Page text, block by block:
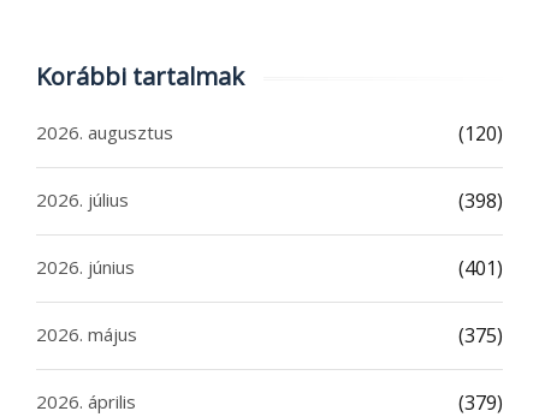
Korábbi tartalmak
2026. augusztus (120)
2026. július (398)
2026. június (401)
2026. május (375)
2026. április (379)